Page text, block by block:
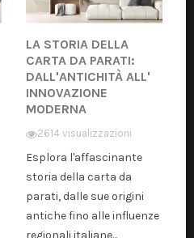
LA STORIA DELLA
CARTA DA PARATI:
DALL'ANTICHITÀ ALL'
INNOVAZIONE
MODERNA
2614 visualizzazioni
Esplora l'affascinante
storia della carta da
parati, dalle sue origini
antiche fino alle influenze